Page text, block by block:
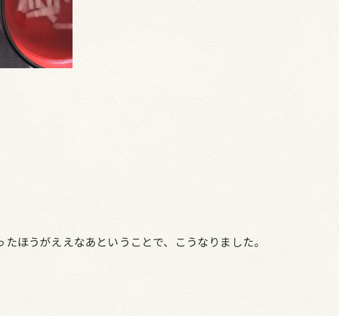
ほうがええなあということで、こうなりました。